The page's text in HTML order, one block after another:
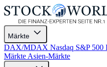
Märkte
DAX/MDAX Nasdaq S&P 500
Märkte Asien-Märkte